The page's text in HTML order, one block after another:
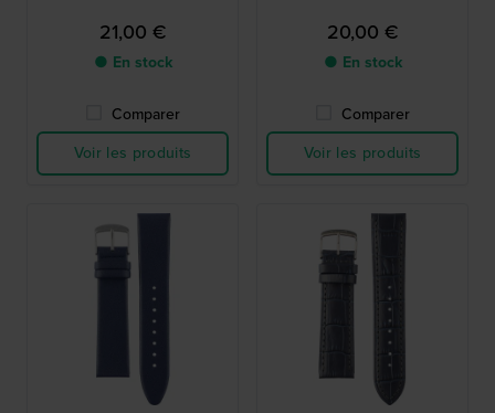
21,00 €
● En stock
Comparer
Voir les produits
20,00 €
● En stock
Comparer
Voir les produits